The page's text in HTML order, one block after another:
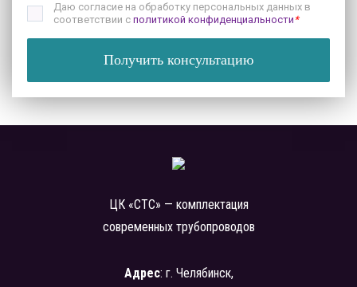
Получить консультацию
Даю согласие на обработку персональных данных в
соответствии с политикой конфиденциальности *
ЦК «СТС» — комплектация
современных трубопроводов
Адрес: г. Челябинск,